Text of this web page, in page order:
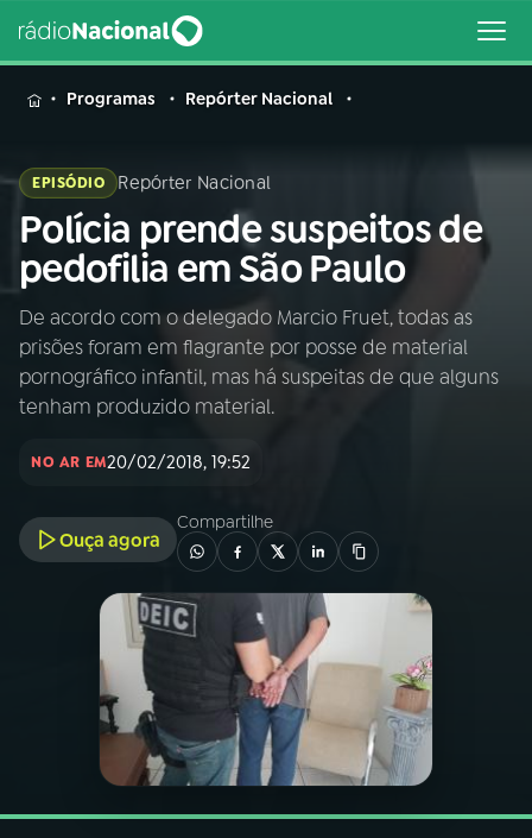
MENU
Buscar
na
Rádio
Nacional
Buscar
AO VIVO
PROGRAMAÇÃO
PROGRAMAS
PODCASTS
06VIDEOCASTS
Programas Repórter Nacional
EPISÓDIO Repórter Nacional
Polícia prende suspeitos de
pedofilia em São Paulo
De acordo com o delegado Marcio Fruet, todas as
prisões foram em flagrante por posse de material
pornográfico infantil, mas há suspeitas de que alguns
tenham produzido material.
NO AR EM20/02/2018, 19:52
Ouça agora
Compartilhe